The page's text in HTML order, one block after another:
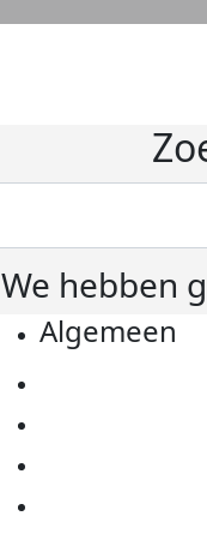
We hebben
Algemeen